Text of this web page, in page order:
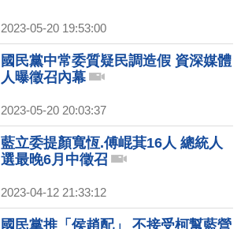
2023-05-20 19:53:00
國民黨中常委質疑民調造假 資深媒體
人曝徵召內幕
2023-05-20 20:03:37
藍立委提顏寬恆.傅崐萁16人 總統人
選最晚6月中徵召
2023-04-12 21:33:12
國民黨推「侯趙配」 不接受柯幫藍營